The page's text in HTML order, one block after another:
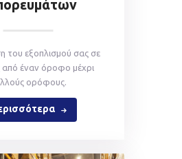
του εξοπλισμού σας σε
από έναν όροφο μέχρι
ορόφους.